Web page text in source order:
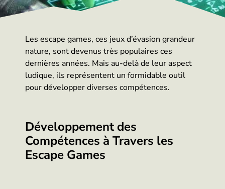
Les escape games, ces jeux d’évasion grandeur
nature, sont devenus très populaires ces
dernières années. Mais au-delà de leur aspect
ludique, ils représentent un formidable outil
pour développer diverses compétences.
Développement des
Compétences à Travers les
Escape Games